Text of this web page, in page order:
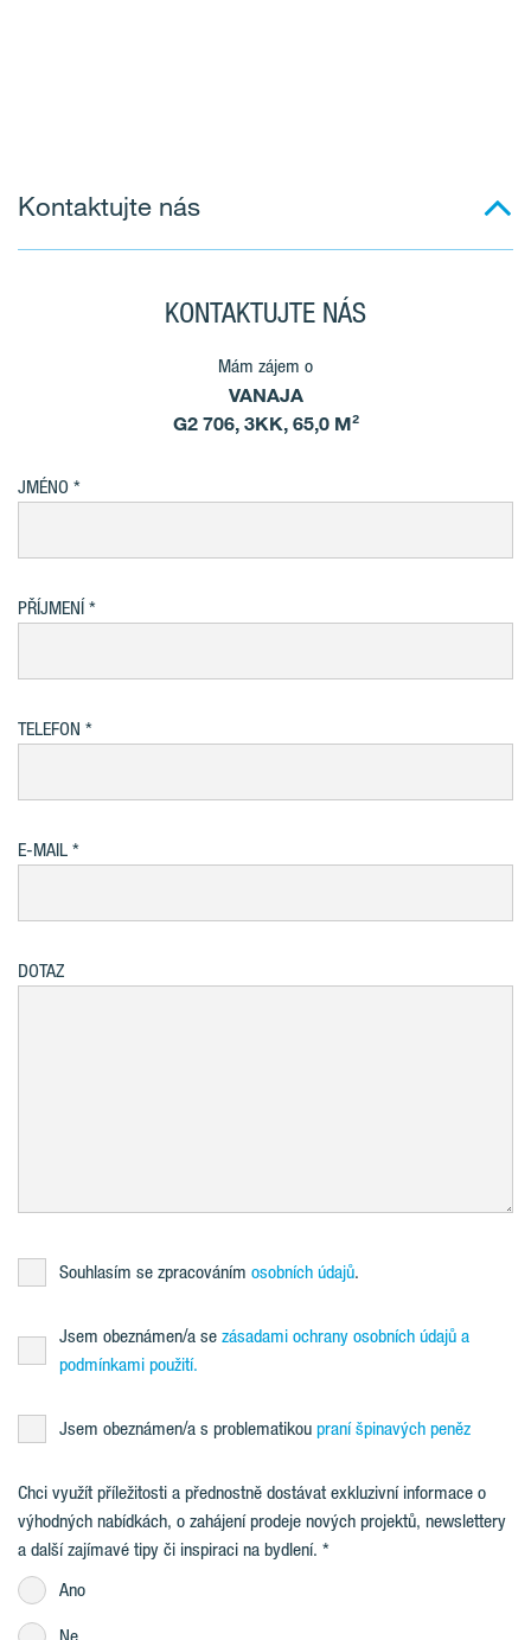
Kontaktujte nás
KONTAKTUJTE NÁS
Mám zájem o
VANAJA
G2 706, 3KK, 65,0 M²
JMÉNO
PŘÍJMENÍ
TELEFON
E-MAIL
DOTAZ
Souhlasím se zpracováním osobních údajů.
Jsem obeznámen/a se zásadami ochrany osobních údajů a
podmínkami použití.
Jsem obeznámen/a s problematikou praní špinavých peněz
Chci využít příležitosti a přednostně dostávat exkluzivní informace o
výhodných nabídkách, o zahájení prodeje nových projektů, newslettery
a další zajímavé tipy či inspiraci na bydlení.
Ano